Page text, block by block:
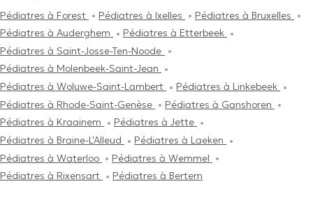
Pédiatres à Forest
Pédiatres à Ixelles
Pédiatres à Bruxelles
Pédiatres à Auderghem
Pédiatres à Etterbeek
Pédiatres à Saint-Josse-Ten-Noode
Pédiatres à Molenbeek-Saint-Jean
Pédiatres à Woluwe-Saint-Lambert
Pédiatres à Linkebeek
Pédiatres à Rhode-Saint-Genèse
Pédiatres à Ganshoren
Pédiatres à Kraainem
Pédiatres à Jette
Pédiatres à Braine-L'Alleud
Pédiatres à Laeken
Pédiatres à Waterloo
Pédiatres à Wemmel
Pédiatres à Rixensart
Pédiatres à Bertem